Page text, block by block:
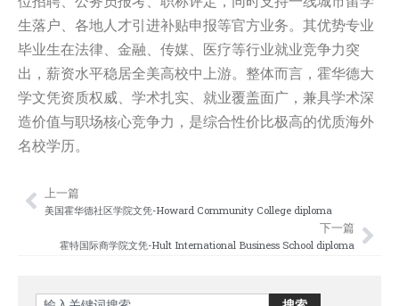
生落户、各地人才引进补贴申报等官方业务。其优势专业
毕业生在法律、金融、传媒、医疗等行业就业竞争力突
出，薪资水平稳居全美高校中上游。整体而言，霍华德大
学文凭资质权威、学术扎实、就业覆盖面广，兼具学术深
造价值与职场核心竞争力，是综合性价比极高的优质海外
名校学历。
Prev
上一篇
美国霍华德社区学院文凭-Howard Community College diploma
下一篇
霍特国际商学院文凭-Hult International Business School diploma
Search